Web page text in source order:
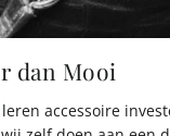
dan Mooi
accessoire